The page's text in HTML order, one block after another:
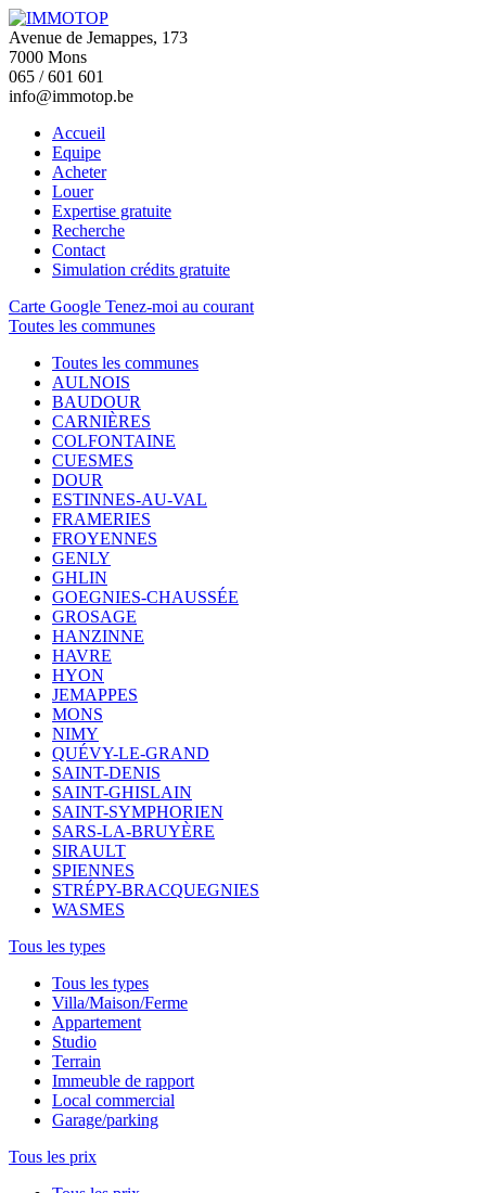
Avenue de Jemappes, 173
7000 Mons
065 / 601 601
info@immotop.be
Accueil
Equipe
Acheter
Louer
Expertise gratuite
Recherche
Contact
Simulation crédits gratuite
Carte Google Tenez-moi au courant
Toutes les communes
Toutes les communes
AULNOIS
BAUDOUR
CARNIÈRES
COLFONTAINE
CUESMES
DOUR
ESTINNES-AU-VAL
FRAMERIES
FROYENNES
GENLY
GHLIN
GOEGNIES-CHAUSSÉE
GROSAGE
HANZINNE
HAVRE
HYON
JEMAPPES
MONS
NIMY
QUÉVY-LE-GRAND
SAINT-DENIS
SAINT-GHISLAIN
SAINT-SYMPHORIEN
SARS-LA-BRUYÈRE
SIRAULT
SPIENNES
STRÉPY-BRACQUEGNIES
WASMES
Tous les types
Tous les types
Villa/Maison/Ferme
Appartement
Studio
Terrain
Immeuble de rapport
Local commercial
Garage/parking
Tous les prix